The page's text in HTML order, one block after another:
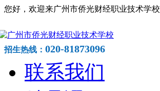
您好，欢迎来广州市侨光财经职业技术学校
招生热线： 020-81873096
联系我们